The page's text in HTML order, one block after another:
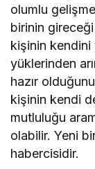
olumlu
birinin
kişinin kendini
yüklerinden
hazır
kişinin kendi
mutluluğu
olabilir. Yeni
habercisidir.